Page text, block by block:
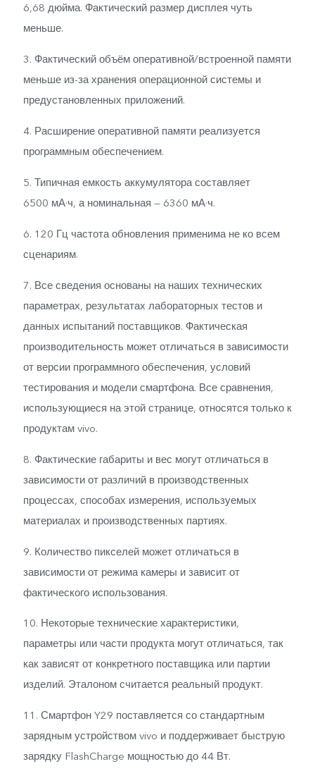
6,68 дюйма. Фактический размер дисплея чуть
меньше.
3. Фактический объём оперативной/встроенной памяти
меньше из-за хранения операционной системы и
предустановленных приложений.
4. Расширение оперативной памяти реализуется
программным обеспечением.
5. Типичная емкость аккумулятора составляет
6500 мА·ч, а номинальная — 6360 мА·ч.
6. 120 Гц частота обновления применима не ко всем
сценариям.
7. Все сведения основаны на наших технических
параметрах, результатах лабораторных тестов и
данных испытаний поставщиков. Фактическая
производительность может отличаться в зависимости
от версии программного обеспечения, условий
тестирования и модели смартфона. Все сравнения,
использующиеся на этой странице, относятся только к
продуктам vivo.
8. Фактические габариты и вес могут отличаться в
зависимости от различий в производственных
процессах, способах измерения, используемых
материалах и производственных партиях.
9. Количество пикселей может отличаться в
зависимости от режима камеры и зависит от
фактического использования.
10. Некоторые технические характеристики,
параметры или части продукта могут отличаться, так
как зависят от конкретного поставщика или партии
изделий. Эталоном считается реальный продукт.
11. Смартфон Y29 поставляется со стандартным
зарядным устройством vivo и поддерживает быструю
зарядку FlashCharge мощностью до 44 Вт.